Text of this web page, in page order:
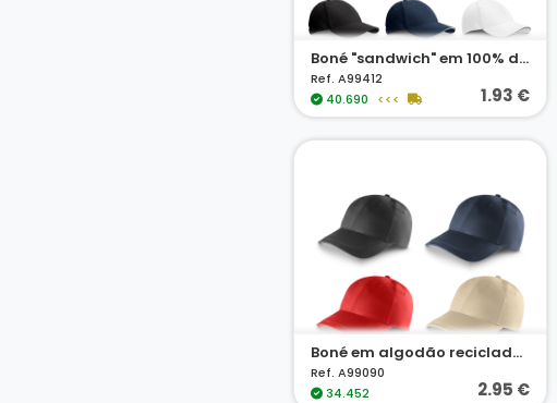
Boné "sandwich" em 100% de algodão
Ref. A99412
40.690
<<< 1.93 €
Boné em algodão reciclado (280 g/m²)
Ref. A99090
34.452
2.95 €